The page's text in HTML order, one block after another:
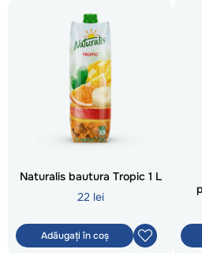
Naturalis bautura Tropic 1 L
22 lei
Adăugați în coș